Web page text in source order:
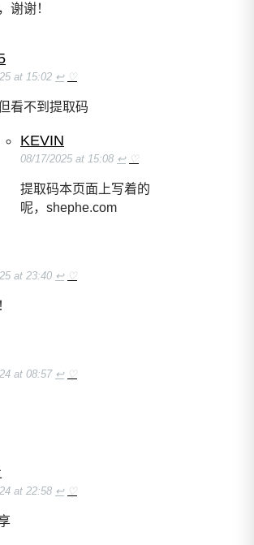
谢谢！
at 15:02 ↩ ♡
看不到提取码
KEVIN
08/17/2025 at 15:08 ↩ ♡
提取码本页面上写着的
呢，shephe.com
at 23:40 ↩ ♡
at 08:57 ↩ ♡
at 22:58 ↩ ♡